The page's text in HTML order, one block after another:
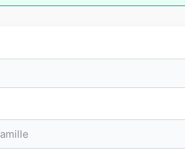
première (cours et